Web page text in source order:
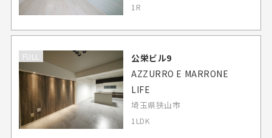
1R
FULL
公栄ビル9
AZZURRO E MARRONE
LIFE
埼玉県狭山市
1LDK